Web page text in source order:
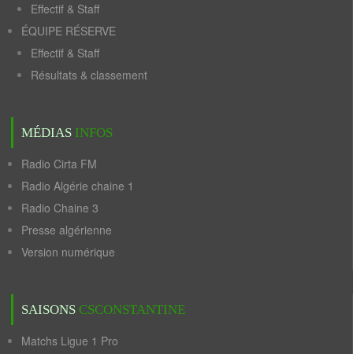
Effectif & Staff
ÉQUIPE RÉSERVE
Effectif & Staff
Résultats & classement
MÉDIAS INFOS
Radio Cirta FM
Radio Algérie chaine 1
Radio Chaine 3
Presse algérienne
Version numérique
SAISONS CSCONSTANTINE
Matchs Ligue 1 Pro